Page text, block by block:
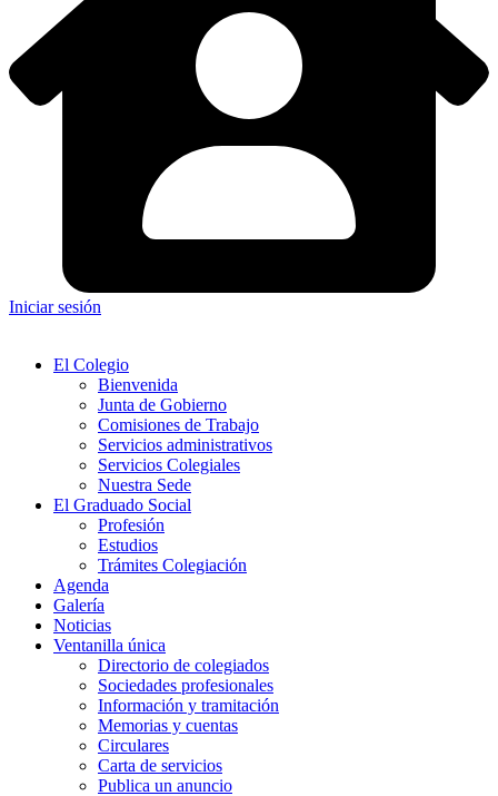
Iniciar sesión
El Colegio
Bienvenida
Junta de Gobierno
Comisiones de Trabajo
Servicios administrativos
Servicios Colegiales
Nuestra Sede
El Graduado Social
Profesión
Estudios
Trámites Colegiación
Agenda
Galería
Noticias
Ventanilla única
Directorio de colegiados
Sociedades profesionales
Información y tramitación
Memorias y cuentas
Circulares
Carta de servicios
Publica un anuncio